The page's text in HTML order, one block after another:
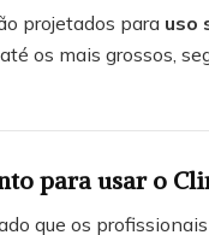
projetados para uso
os mais grossos,
para usar o
que os